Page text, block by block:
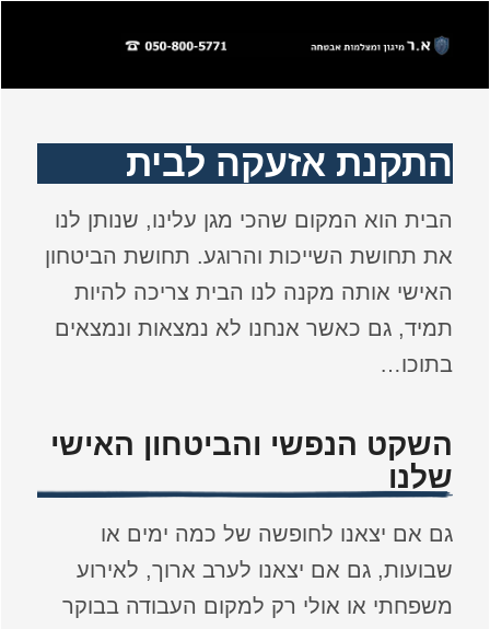
התקנת אזעקה לבית
הבית הוא המקום שהכי מגן עלינו, שנותן לנו
את תחושת השייכות והרוגע. תחושת הביטחון
האישי אותה מקנה לנו הבית צריכה להיות
תמיד, גם כאשר אנחנו לא נמצאות ונמצאים
בתוכו…
השקט הנפשי והביטחון האישי
שלנו
גם אם יצאנו לחופשה של כמה ימים או
שבועות, גם אם יצאנו לערב ארוך, לאירוע
משפחתי או אולי רק למקום העבודה בבוקר